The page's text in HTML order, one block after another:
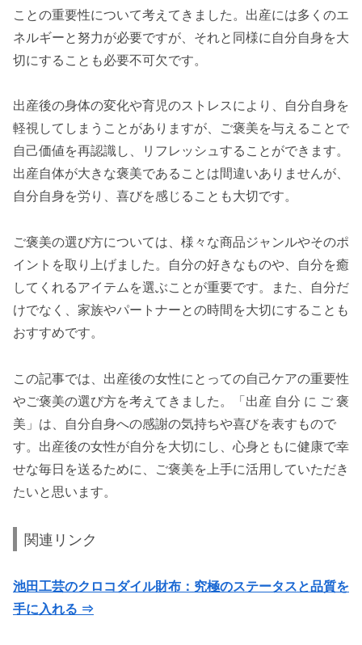
ことの重要性について考えてきました。出産には多くのエ
ネルギーと努力が必要ですが、それと同様に自分自身を大
切にすることも必要不可欠です。
出産後の身体の変化や育児のストレスにより、自分自身を
軽視してしまうことがありますが、ご褒美を与えることで
自己価値を再認識し、リフレッシュすることができます。
出産自体が大きな褒美であることは間違いありませんが、
自分自身を労り、喜びを感じることも大切です。
ご褒美の選び方については、様々な商品ジャンルやそのポ
イントを取り上げました。自分の好きなものや、自分を癒
してくれるアイテムを選ぶことが重要です。また、自分だ
けでなく、家族やパートナーとの時間を大切にすることも
おすすめです。
この記事では、出産後の女性にとっての自己ケアの重要性
やご褒美の選び方を考えてきました。「出産 自分 に ご 褒
美」は、自分自身への感謝の気持ちや喜びを表すもので
す。出産後の女性が自分を大切にし、心身ともに健康で幸
せな毎日を送るために、ご褒美を上手に活用していただき
たいと思います。
関連リンク
池田工芸のクロコダイル財布：究極のステータスと品質を
手に入れる ⇒